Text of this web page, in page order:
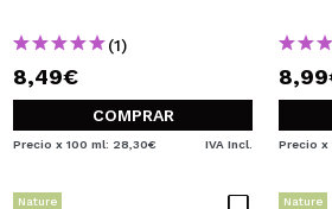
(1)
8,49€
COMPRAR
Precio x 100 ml: 28,30€ IVA Incl. Precio x
Nature Nature